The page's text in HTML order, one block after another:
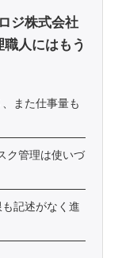
ジ株式会社
職人にはもう
また仕事量も
ク管理は使いづ
記述がなく進